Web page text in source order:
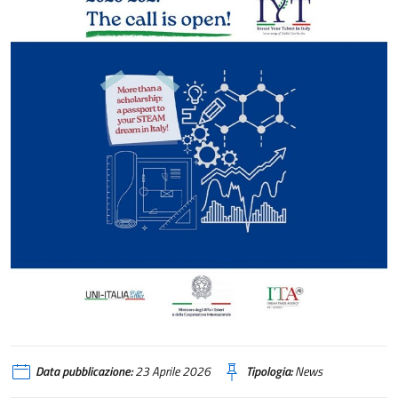
Data pubblicazione:23 Aprile 2026 Tipologia:News